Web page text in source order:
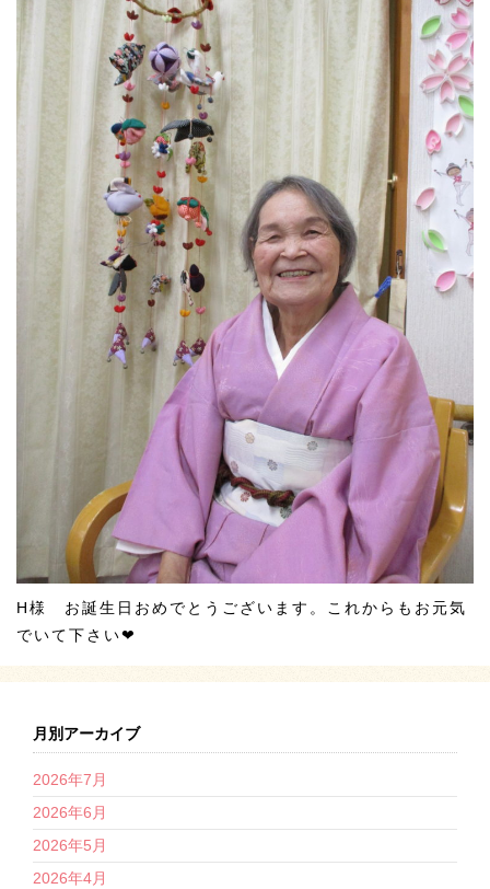
H様 お誕生日おめでとうございます。これからもお元気
でいて下さい❤
月別アーカイブ
2026年7月
2026年6月
2026年5月
2026年4月